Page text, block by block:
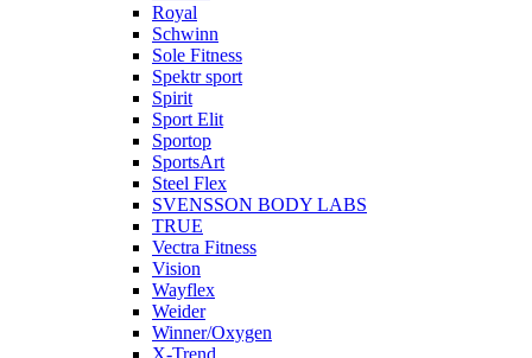
Royal
Schwinn
Sole Fitness
Spektr sport
Spirit
Sport Elit
Sportop
SportsArt
Steel Flex
SVENSSON BODY LABS
TRUE
Vectra Fitness
Vision
Wayflex
Weider
Winner/Oxygen
X-Trend